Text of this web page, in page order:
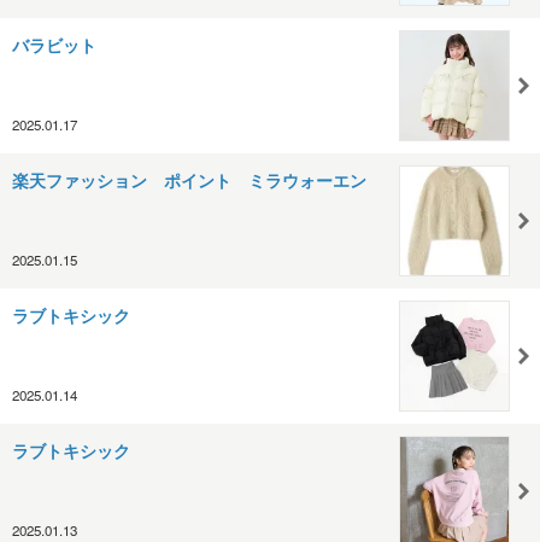
バラビット
2025.01.17
楽天ファッション ポイント ミラウォーエン
2025.01.15
ラブトキシック
2025.01.14
ラブトキシック
2025.01.13